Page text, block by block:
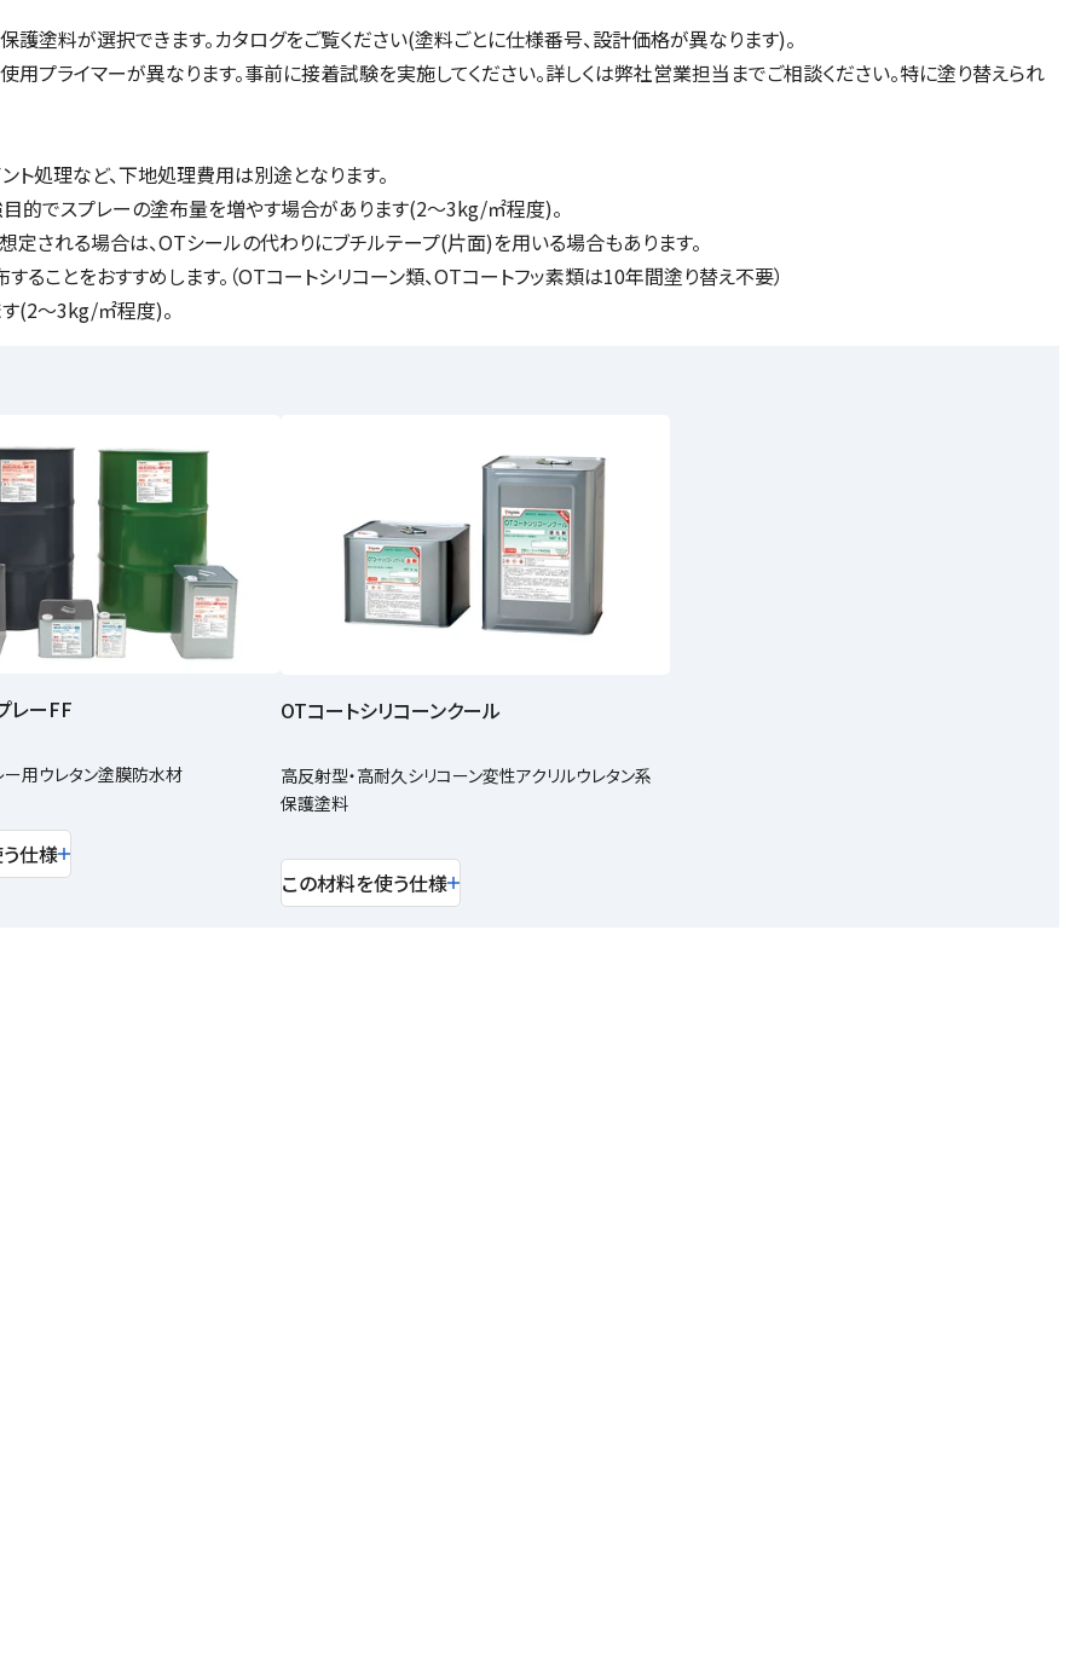
護塗料が選択できます。カタログをご覧ください(塗料ごとに仕様番号、設計価格が異なります)。
プライマーが異なります。事前に接着試験を実施してください。詳しくは弊社営業担当までご相談ください。特に塗り替えられ
ト処理など、下地処理費用は別途となります。
的でスプレーの塗布量を増やす場合があります(2～3kg/㎡程度)。
される場合は、OTシールの代わりにブチルテープ(片面)を用いる場合もあります。
ことをおすすめします。（OTコートシリコーン類、OTコートフッ素類は10年間塗り替え不要）
(2〜3kg/㎡程度)。
レーFF
用ウレタン塗膜防水材
仕様
OTコートシリコーンクール
高反射型・高耐久シリコーン変性アクリルウレタン系
保護塗料
この材料を使う仕様